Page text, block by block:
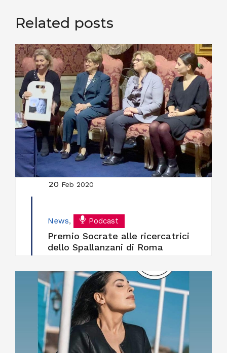
Related posts
20 Feb 2020
News, Podcast
Premio Socrate alle ricercatrici
dello Spallanzani di Roma